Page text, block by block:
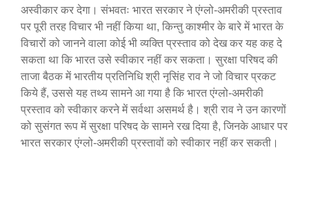
अस्वीकार कर देगा। संभवतः भारत सरकार ने एंग्लो-अमरीकी प्रस्ताव
पर पूरी तरह विचार भी नहीं किया था, किन्तु काश्मीर के बारे में भारत के
विचारों को जानने वाला कोई भी व्यक्ति प्रस्ताव को देख कर यह कह दे
सकता था कि भारत उसे स्वीकार नहीं कर सकता। सुरक्षा परिषद की
ताजा बैठक में भारतीय प्रतिनिधि श्री नृसिंह राव ने जो विचार प्रकट
किये हैं, उससे यह तथ्य सामने आ गया है कि भारत एंग्लो-अमरीकी
प्रस्ताव को स्वीकार करने में सर्वथा असमर्थ है। श्री राव ने उन कारणों
को सुसंगत रूप में सुरक्षा परिषद के सामने रख दिया है, जिनके आधार पर
भारत सरकार एंग्लो-अमरीकी प्रस्तावों को स्वीकार नहीं कर सकती।